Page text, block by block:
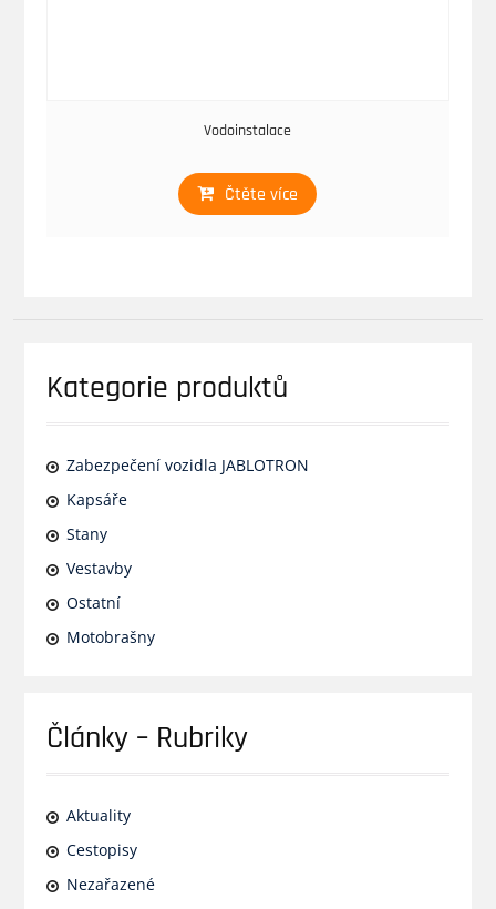
Vodoinstalace
Čtěte více
Kategorie produktů
Zabezpečení vozidla JABLOTRON
Kapsáře
Stany
Vestavby
Ostatní
Motobrašny
Články – Rubriky
Aktuality
Cestopisy
Nezařazené